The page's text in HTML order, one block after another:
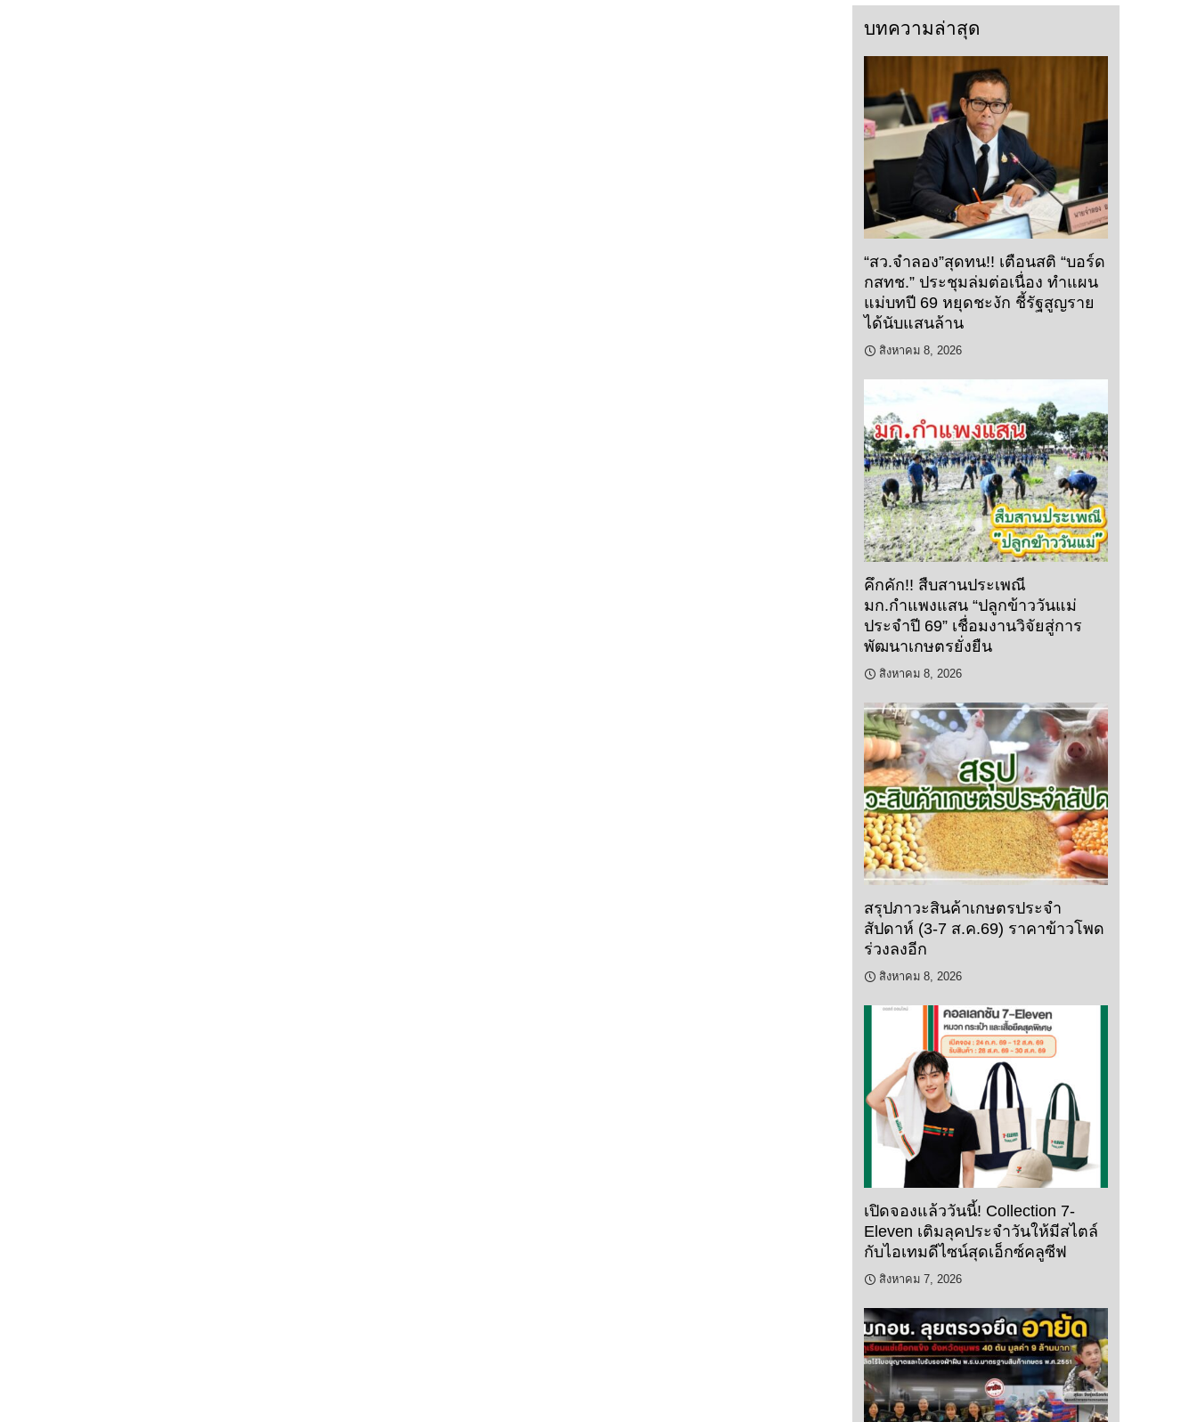
บทความล่าสุด
“สว.จำลอง”สุดทน!! เตือนสติ “บอร์ด
กสทช.” ประชุมล่มต่อเนื่อง ทำแผน
แม่บทปี 69 หยุดชะงัก ชี้รัฐสูญราย
ได้นับแสนล้าน
สิงหาคม 8, 2026
คึกคัก!! สืบสานประเพณี
มก.กำแพงแสน “ปลูกข้าววันแม่
ประจำปี 69” เชื่อมงานวิจัยสู่การ
พัฒนาเกษตรยั่งยืน
สิงหาคม 8, 2026
สรุปภาวะสินค้าเกษตรประจำ
สัปดาห์ (3-7 ส.ค.69) ราคาข้าวโพด
ร่วงลงอีก
สิงหาคม 8, 2026
เปิดจองแล้ววันนี้! Collection 7-
Eleven เติมลุคประจำวันให้มีสไตล์
กับไอเทมดีไซน์สุดเอ็กซ์คลูซีฟ
สิงหาคม 7, 2026